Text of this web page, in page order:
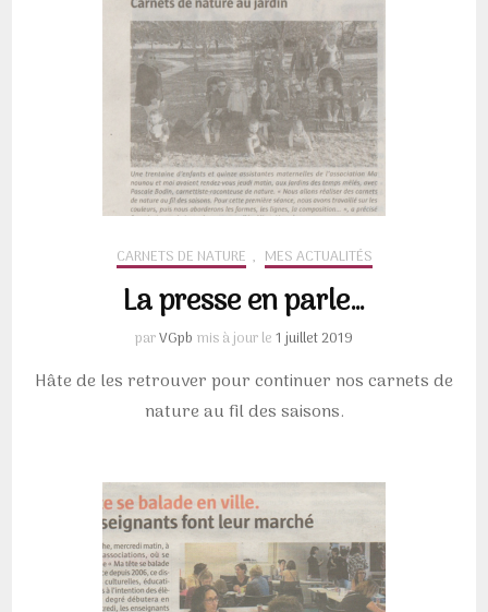
CARNETS DE NATURE , MES ACTUALITÉS
La presse en parle…
parVGpb mis à jour le1 juillet 2019
Hâte de les retrouver pour continuer nos carnets de
nature au fil des saisons.